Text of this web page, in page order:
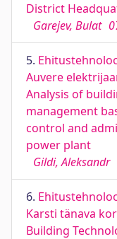
District
Garejev, Bulat
5.
Auvere
Analysis of
management
control and
power plant
Gildi, Aleksandr
6.
Karsti tänava
Building